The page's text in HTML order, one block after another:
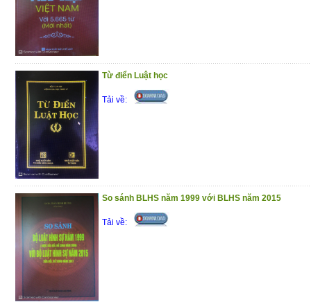
(10/12/2020)
Từ điển Luật học
Tải về:
So sánh BLHS năm 1999 với BLHS năm 2015
Tải về: